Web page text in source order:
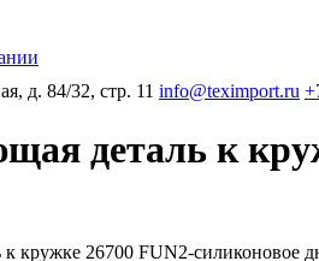
д. 84/32, стр. 11 info@teximport.ru
деталь к
кружке 26700 FUN2-силиконовое